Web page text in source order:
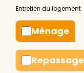
Ménage
Repassage